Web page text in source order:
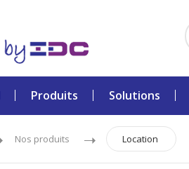
Produits Solutions
Nos produits Location